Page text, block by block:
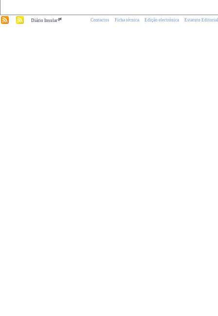
Diário Insular.pt Contactos Ficha técnica Edição electrónica Estatuto Editorial